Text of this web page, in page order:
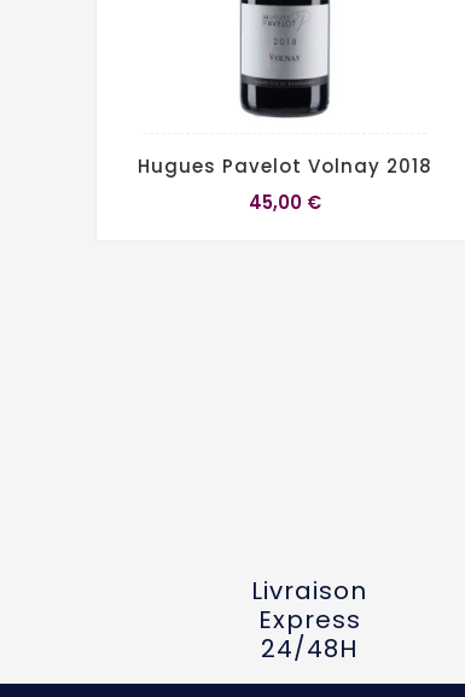
Hugues Pavelot Volnay 2018
45,00 €
Livraison
Express
24/48H